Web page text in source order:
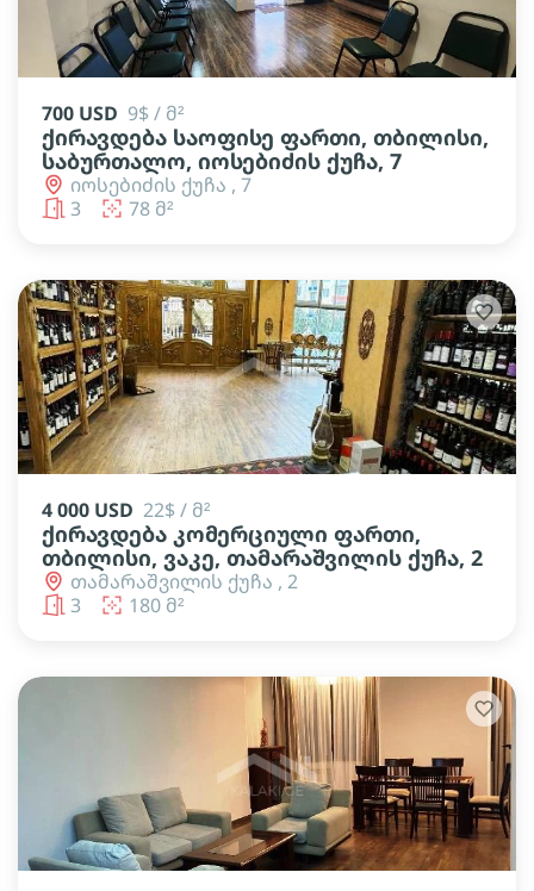
700 USD 9$ / მ²
ქირავდება საოფისე ფართი, თბილისი,
საბურთალო, იოსებიძის ქუჩა, 7
იოსებიძის ქუჩა , 7
3
78 მ²
4 000 USD 22$ / მ²
ქირავდება კომერციული ფართი,
თბილისი, ვაკე, თამარაშვილის ქუჩა, 2
თამარაშვილის ქუჩა , 2
3
180 მ²